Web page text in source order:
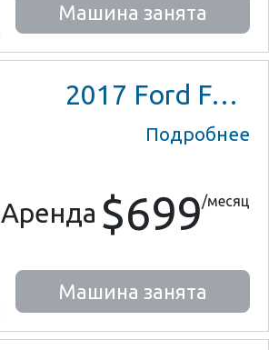
Машина занята
2017 Ford Fusion Hybrid
Подробнее
Аренда $699/месяц
Машина занята